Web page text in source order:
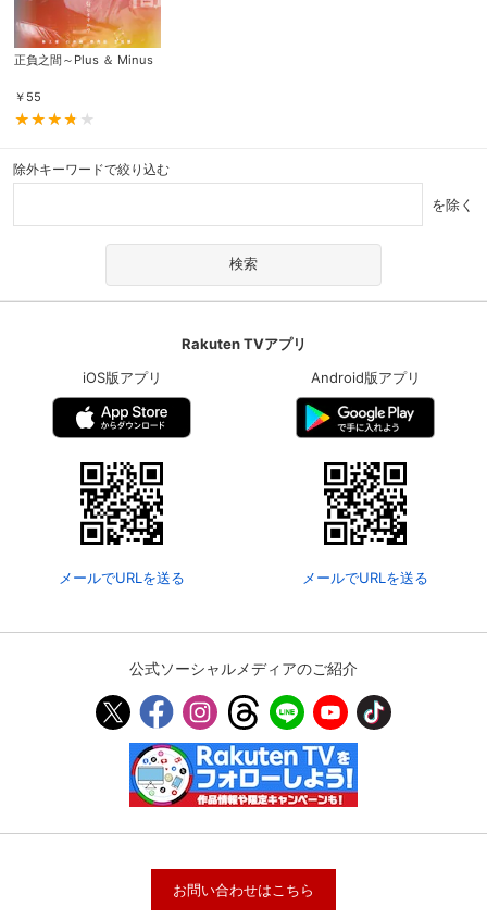
正負之間～Plus ＆ Minus
￥ 55
除外キーワードで絞り込む
を除く
Rakuten TVアプリ
iOS版アプリ
メールでURLを送る
Android版アプリ
メールでURLを送る
公式ソーシャルメディアのご紹介
お問い合わせはこちら